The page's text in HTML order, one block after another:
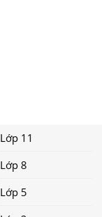
Lớp 11
Lớp 8
Lớp 5